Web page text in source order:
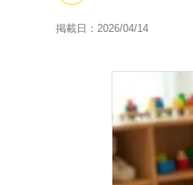
掲載日：2026/04/14